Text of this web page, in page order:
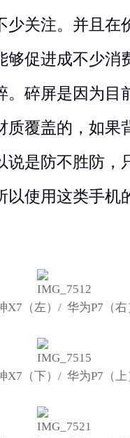
少关注。并且在
够促进成不少消
。碎屏是因为目
质覆盖的，如果
说是防不胜防，
以使用这类手机
X7（左）/ 华为P7（右
X7（下）/ 华为P7（上